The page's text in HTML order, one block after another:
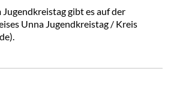
gibt es auf der
Unna Jugendkreistag / Kreis